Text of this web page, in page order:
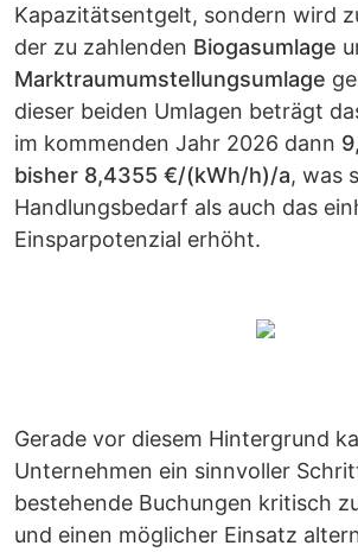
Kapazitätsentgelt, sondern wird
der zu zahlenden Biogasumlage
Marktraumumstellungsumlage
dieser beiden Umlagen beträgt
im kommenden Jahr 2026 dann
bisher 8,4355 €/(kWh/h)/a, was
Handlungsbedarf als auch das
Einsparpotenzial erhöht.
Gerade vor diesem Hintergrund
Unternehmen ein sinnvoller
bestehende Buchungen kritisch
und einen möglicher Einsatz